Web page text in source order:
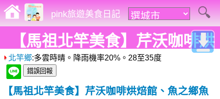
pink旅遊美食日記
【馬祖北竿美食】芹沃咖啡烘
焙館、魚之鄉魚麵行、發師傅
黃金餃、金魚水手作坊。在地
北竿鄉:多雲時晴。降雨機率20%。28至35度
【馬祖北竿美食】芹沃咖啡烘焙館、魚之鄉魚